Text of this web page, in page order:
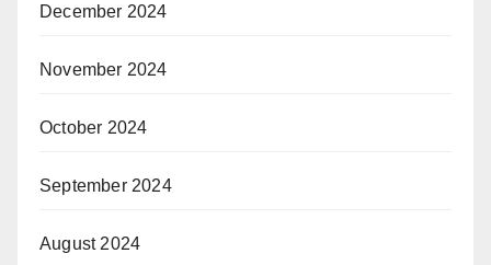
December 2024
November 2024
October 2024
September 2024
August 2024